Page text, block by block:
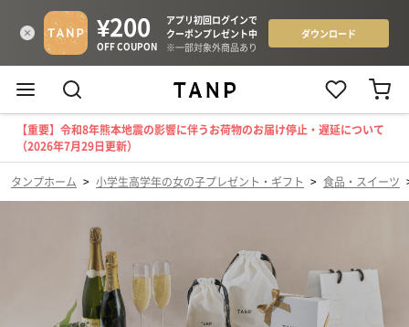
【重要】令和8年熊本地震の影響に伴うお荷物のお届け停止・遅延について
（2026年7月29日更新）
タンプホーム > 小学生高学年の女の子プレゼント・ギフト > 食品・スイーツ